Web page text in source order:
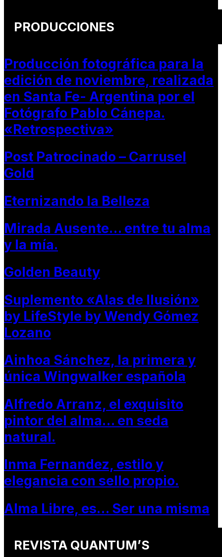
PRODUCCIONES
Producción fotográfica para la
edición de noviembre, realizada
en Santa Fe- Argentina por el
Fotógrafo Pablo Cánepa.
«Retrospectiva»
Post Patrocinado – Carrusel
Gold
Eternizando la Belleza
Mirada Ausente… entre tu alma
y la mía.
Golden Beauty
Suplemento «Alas de Ilusión»
by LifeStyle by Wendy Gómez
Lozano
Ainhoa Sánchez, la primera y
única Wingwalker española
Alfredo Arranz, el exquisito
pintor del alma… en seda
natural.
Inma Fernandez, estilo y
elegancia con sello propio.
Alma Libre, es… Ser una misma
REVISTA QUANTUM’S